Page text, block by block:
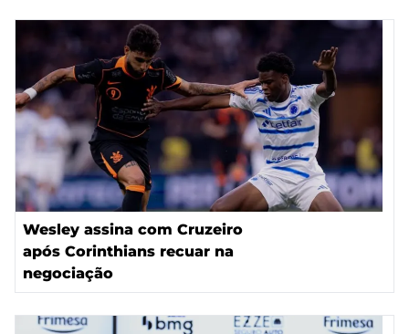
Wesley assina com Cruzeiro
após Corinthians recuar na
negociação